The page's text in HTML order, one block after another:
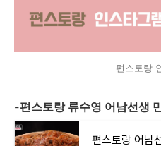
편스토랑
-편스토랑 류수영 어남선생